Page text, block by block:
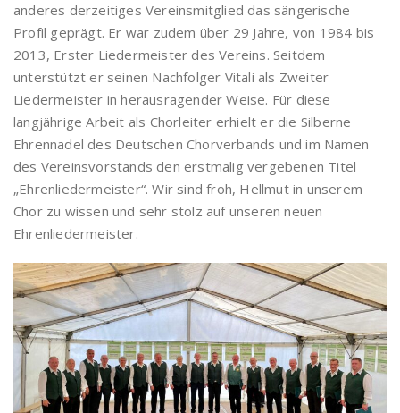
anderes derzeitiges Vereinsmitglied das sängerische
Profil geprägt. Er war zudem über 29 Jahre, von 1984 bis
2013, Erster Liedermeister des Vereins. Seitdem
unterstützt er seinen Nachfolger Vitali als Zweiter
Liedermeister in herausragender Weise. Für diese
langjährige Arbeit als Chorleiter erhielt er die Silberne
Ehrennadel des Deutschen Chorverbands und im Namen
des Vereinsvorstands den erstmalig vergebenen Titel
„Ehrenliedermeister“. Wir sind froh, Hellmut in unserem
Chor zu wissen und sehr stolz auf unseren neuen
Ehrenliedermeister.